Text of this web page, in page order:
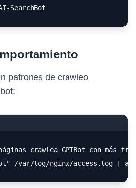
SearchBot
patrones de crawleo
crawlea GPTBot con más
/var/log/nginx/access.log